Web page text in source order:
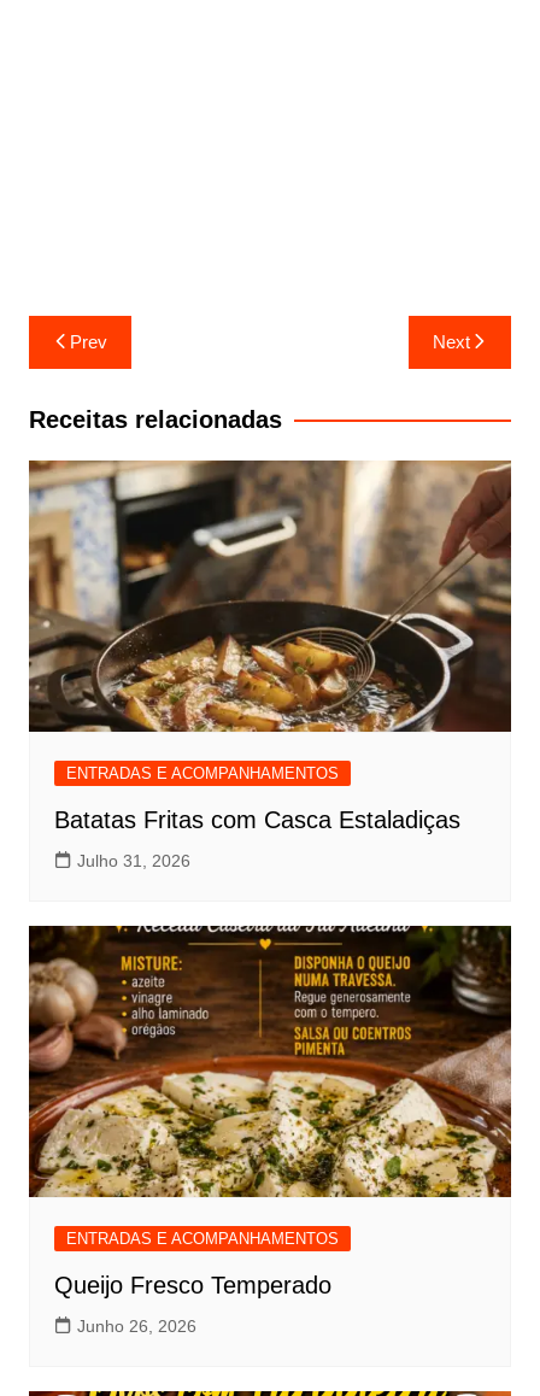
Navegação
de
artigos
Prev Next
Receitas relacionadas
ENTRADAS E ACOMPANHAMENTOS
Batatas Fritas com Casca Estaladiças
Julho 31, 2026
ENTRADAS E ACOMPANHAMENTOS
Queijo Fresco Temperado
Junho 26, 2026